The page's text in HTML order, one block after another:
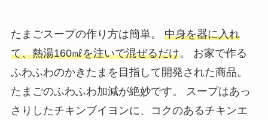
たまごスープの作り方は簡単。 中身を器に入れ
て、熱湯160㎖を注いで混ぜるだけ。 お家で作る
ふわふわのかきたまを目指して開発された商品。
たまごのふわふわ加減が絶妙です。 スープはあっ
さりしたチキンブイヨンに、コクのあるチキンエ